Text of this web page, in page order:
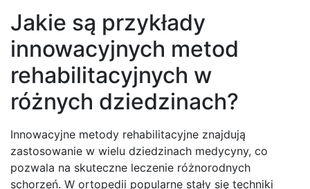
Jakie są przykłady
innowacyjnych metod
rehabilitacyjnych w
różnych dziedzinach?
Innowacyjne metody rehabilitacyjne znajdują
zastosowanie w wielu dziedzinach medycyny, co
pozwala na skuteczne leczenie różnorodnych
schorzeń. W ortopedii popularne stały się techniki